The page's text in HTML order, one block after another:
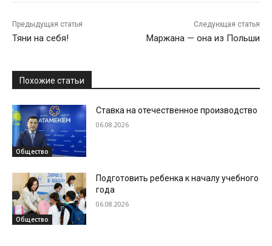
Предыдущая статья
Тяни на себя!
Следующая статья
Маржана — она из Польши
Похожие статьи
Общество
Ставка на отечественное производство
06.08.2026
Общество
Подготовить ребенка к началу учебного
года
06.08.2026